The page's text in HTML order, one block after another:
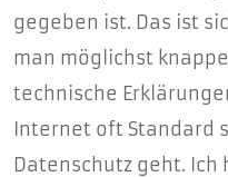
gegeben ist. Das ist
man möglichst
technische
Internet oft Standard
Datenschutz geht. Ich